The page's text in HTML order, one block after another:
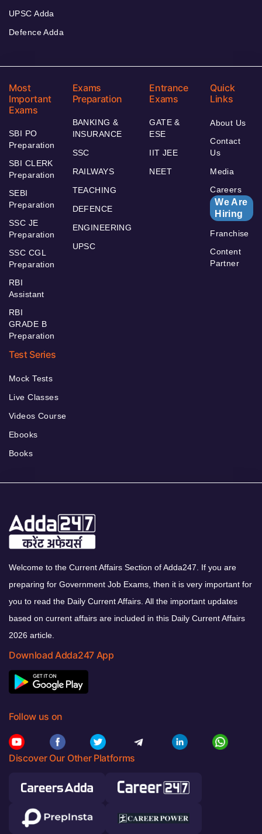
UPSC Adda
Defence Adda
Most
Important
Exams
SBI PO
Preparation
SBI CLERK
Preparation
SEBI
Preparation
SSC JE
Preparation
SSC CGL
Preparation
RBI
Assistant
RBI
GRADE B
Preparation
Exams
Preparation
BANKING &
INSURANCE
SSC
RAILWAYS
TEACHING
DEFENCE
ENGINEERING
UPSC
Entrance
Exams
GATE &
ESE
IIT JEE
NEET
Quick
Links
About Us
Contact
Us
Media
Careers
We Are
Hiring
Franchise
Content
Partner
Test Series
Mock Tests
Live Classes
Videos Course
Ebooks
Books
Welcome to the Current Affairs Section of Adda247. If you are
preparing for Government Job Exams, then it is very important for
you to read the Daily Current Affairs. All the important updates
based on current affairs are included in this Daily Current Affairs
2026 article.
Download Adda247 App
Follow us on
Discover Our Other Platforms